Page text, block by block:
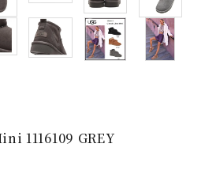
1116109 GREY